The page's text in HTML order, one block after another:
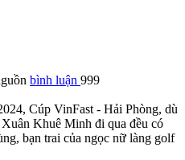
bình luận 999
Cúp VinFast - Hải Phòng, dù
Khuê Minh đi qua đều có
bạn trai của ngọc nữ làng golf